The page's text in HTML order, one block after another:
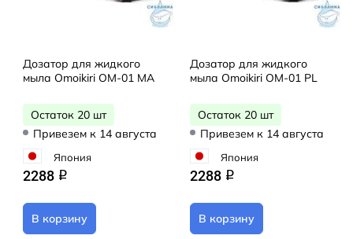
Дозатор для жидкого
мыла Omoikiri OM-01 MA
Остаток 20 шт
Привезем к 14 августа
Япония
2288 q
В корзину
Дозатор для жидкого
мыла Omoikiri OM-01 PL
Остаток 20 шт
Привезем к 14 августа
Япония
2288 q
В корзину